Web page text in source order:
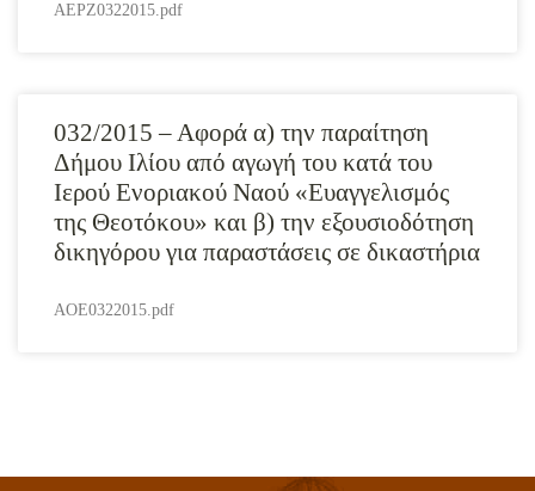
AEPZ0322015.pdf
032/2015 – Αφορά α) την παραίτηση
Δήμου Ιλίου από αγωγή του κατά του
Ιερού Ενοριακού Ναού «Ευαγγελισμός
της Θεοτόκου» και β) την εξουσιοδότηση
δικηγόρου για παραστάσεις σε δικαστήρια
AOE0322015.pdf